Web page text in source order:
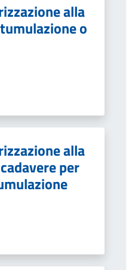
alla
o
alla
per